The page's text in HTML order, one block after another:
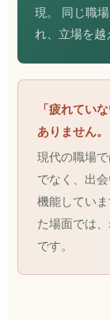
現。 同じ職
れ、立場を越
「疲れてい
ありません。
現代の職場
でなく、出
機能してい
た場面では
です。